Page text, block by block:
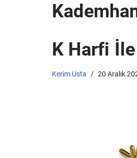
K Harfi
Kerim Usta 20 Aralık